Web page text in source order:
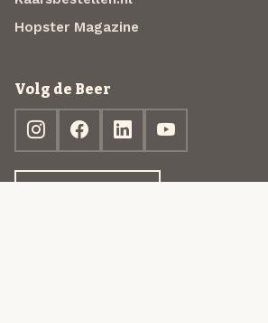
Hopster Magazine
Volg de Beer